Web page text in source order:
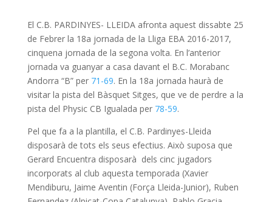
El C.B. PARDINYES- LLEIDA afronta aquest dissabte 25
de Febrer la 18a jornada de la Lliga EBA 2016-2017,
cinquena jornada de la segona volta. En l’anterior
jornada va guanyar a casa davant el B.C. Morabanc
Andorra “B” per 71-69. En la 18a jornada haurà de
visitar la pista del Bàsquet Sitges, que ve de perdre a la
pista del Physic CB Igualada per 78-59.
Pel que fa a la plantilla, el C.B. Pardinyes-Lleida
disposarà de tots els seus efectius. Això suposa que
Gerard Encuentra disposarà dels cinc jugadors
incorporats al club aquesta temporada (Xavier
Mendiburu, Jaime Aventin (Força Lleida-Junior), Ruben